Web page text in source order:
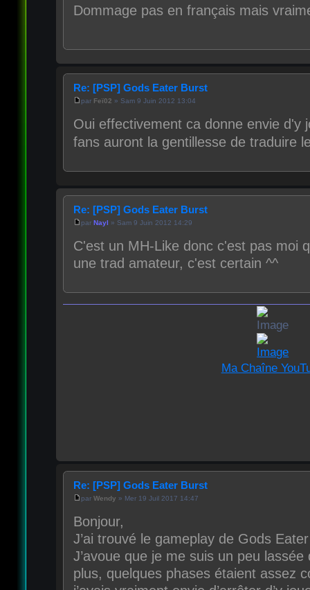
Dommage pas en français mais
Re: [PSP] Gods Eater Burst
par Feï02 » Sam 9 Juin 2012 13:04
Oui effectivement ca donne envie d'y
fans auront la gentillesse de traduire
Re: [PSP] Gods Eater Burst
par Nayl » Sam 9 Juin 2012 14:29
C'est un MH-Like donc c'est pas moi
une trad amateur, c'est certain ^^
Ma Chaîne
Re: [PSP] Gods Eater Burst
par Wendy » Mer 19 Juil 2017 14:47
Bonjour,
J’ai trouvé le gameplay de Gods
J’avoue que je me suis un peu
plus, quelques phases étaient assez